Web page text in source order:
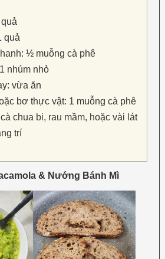
quả
½ muỗng cà phê
nhúm nhỏ
vừa ăn
bơ thực vật: 1 muỗng cà phê
chua bi, rau mầm, hoặc vài lát
trí
& Nướng Bánh Mì